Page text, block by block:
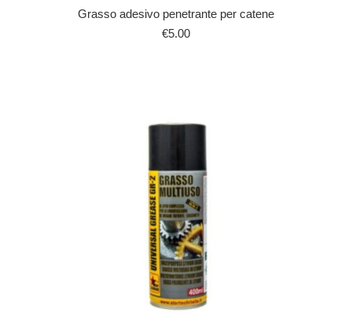
Grasso adesivo penetrante per catene
€5.00